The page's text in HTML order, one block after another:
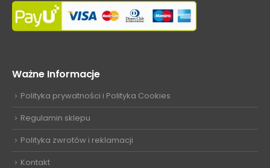
Polityka prywatności i Polityka Cookies
Regulamin sklepu
Polityka zwrotów i reklamacji
Kontakt